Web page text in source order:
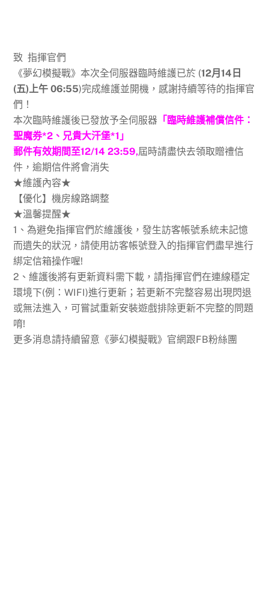
致 指揮官們
《夢幻模擬戰》本次全伺服器臨時維護已於 (12月14日
(五)上午 06:55)完成維護並開機，感謝持續等待的指揮官
們！
本次臨時維護後已發放予全伺服器 「臨時維護補償信件：
聖魔券*2、兄貴大汗堡*1」
郵件有效期間至12/14 23:59,屆時請盡快去領取贈禮信
件，逾期信件將會消失
★維護內容★
【優化】機房線路調整
★溫馨提醒★
1、為避免指揮官們於維護後，發生訪客帳號系統未記憶
而遺失的狀況，請使用訪客帳號登入的指揮官們盡早進行
綁定信箱操作喔!
2、維護後將有更新資料需下載，請指揮官們在連線穩定
環境下(例：WIFI)進行更新；若更新不完整容易出現閃退
或無法進入，可嘗試重新安裝遊戲排除更新不完整的問題
唷!
更多消息請持續留意《夢幻模擬戰》官網跟FB粉絲團